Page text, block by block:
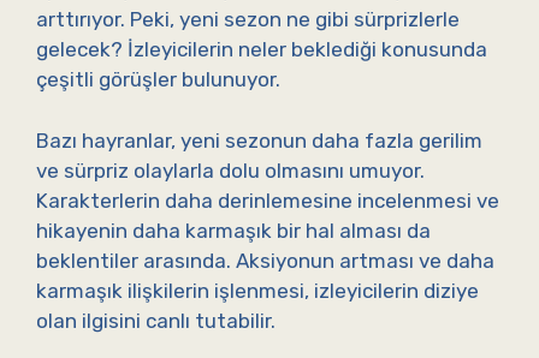
arttırıyor. Peki, yeni sezon ne gibi sürprizlerle
gelecek? İzleyicilerin neler beklediği konusunda
çeşitli görüşler bulunuyor.
Bazı hayranlar, yeni sezonun daha fazla gerilim
ve sürpriz olaylarla dolu olmasını umuyor.
Karakterlerin daha derinlemesine incelenmesi ve
hikayenin daha karmaşık bir hal alması da
beklentiler arasında. Aksiyonun artması ve daha
karmaşık ilişkilerin işlenmesi, izleyicilerin diziye
olan ilgisini canlı tutabilir.